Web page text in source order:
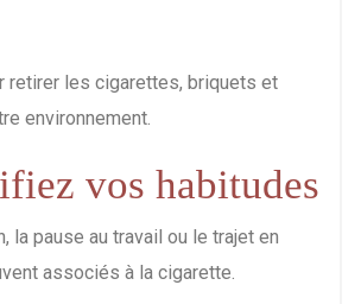
retirer les cigarettes, briquets et
environnement.
vos habitudes
la pause au travail ou le trajet en
associés à la cigarette.